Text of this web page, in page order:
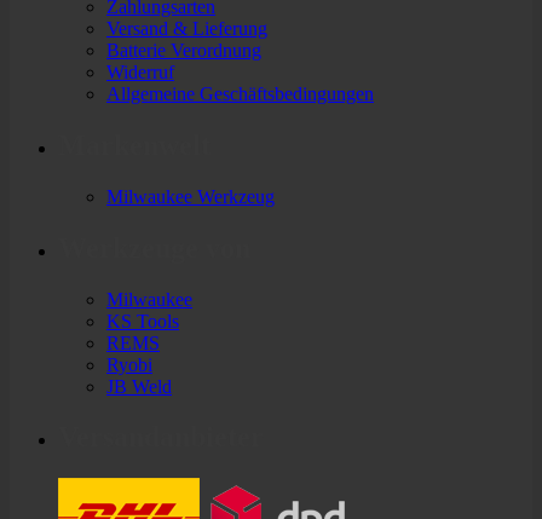
Zahlungsarten
Versand & Lieferung
Batterie Verordnung
Widerruf
Allgemeine Geschäftsbedingungen
Milwaukee Werkzeug
Milwaukee
KS Tools
REMS
Ryobi
JB Weld